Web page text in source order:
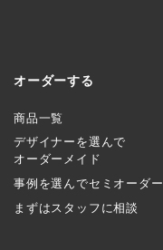
オーダーする
商品一覧
デザイナーを選んで
オーダーメイド
事例を選んでセミオーダー
まずはスタッフに相談